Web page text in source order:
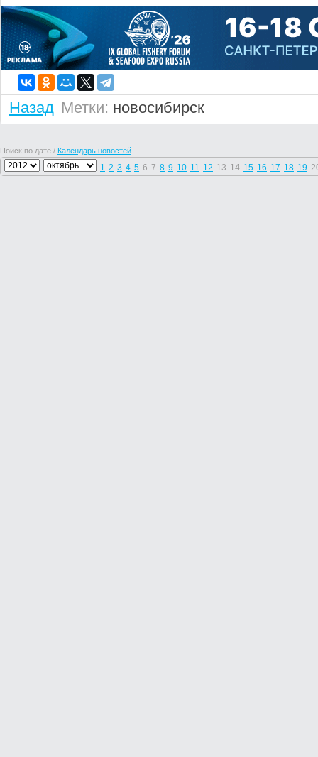
Назад Метки: новосибирск
Поиск по дате / Календарь новостей
1 2 3 4 5 6 7 8 9 10 11 12 13 14 15 16 17 18 19